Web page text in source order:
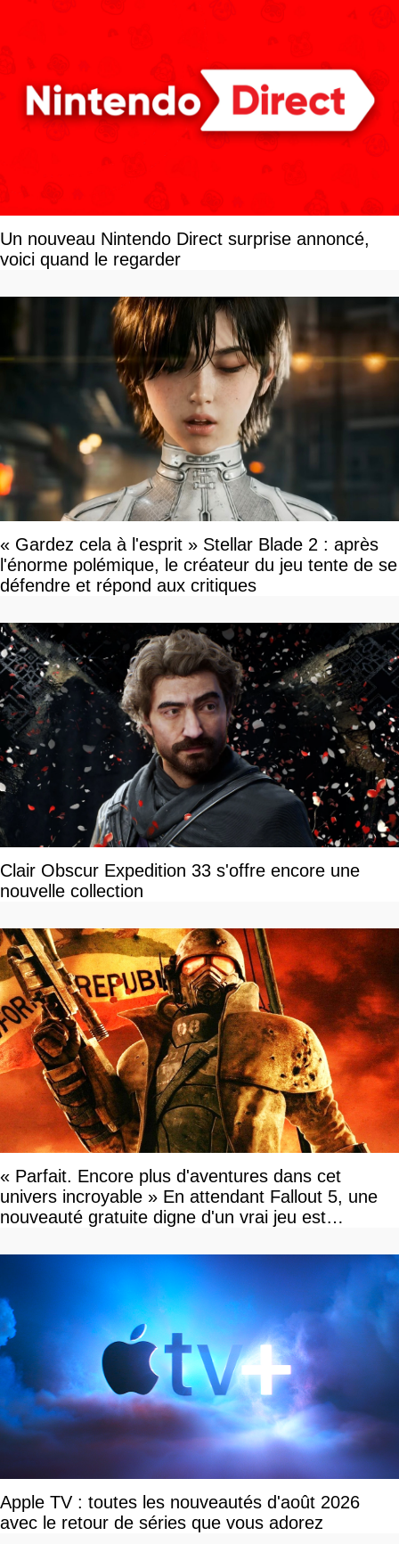
Un nouveau Nintendo Direct surprise annoncé,
voici quand le regarder
« Gardez cela à l'esprit » Stellar Blade 2 : après
l'énorme polémique, le créateur du jeu tente de se
défendre et répond aux critiques
Clair Obscur Expedition 33 s'offre encore une
nouvelle collection
« Parfait. Encore plus d'aventures dans cet
univers incroyable » En attendant Fallout 5, une
nouveauté gratuite digne d'un vrai jeu est
Apple TV : toutes les nouveautés d'août 2026
avec le retour de séries que vous adorez